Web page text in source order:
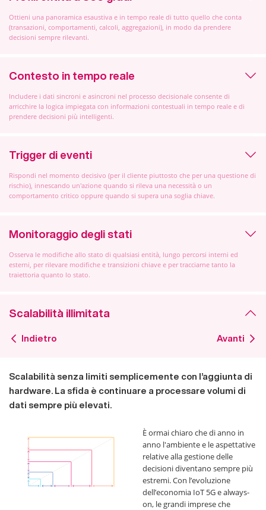
Ottieni una panoramica esaustiva e in tempo reale di tutto quello che conta
(transazioni, comportamenti, calcoli, aggregazioni), in modo da prendere
decisioni sempre rilevanti.
Contesto in tempo reale
Includere i dati sincroni e asincroni nel processo decisionale consente di
arricchire la logica impiegata con informazioni contestuali in tempo reale e di
prendere decisioni più intelligenti.
Trigger di eventi
Rispondi nel momento decisivo (per il cliente piuttosto che per una questione di
rischio), innescando un'azione quando si rileva una necessità o un
comportamento critico oppure quando si supera una soglia chiave.
Monitoraggio degli stati
Osserva le modifiche allo stato di qualsiasi entità, lungo percorsi interni ed
esterni, per rilevare modifiche e transizioni chiave e per tracciarne tanto la
traiettoria quanto lo stato.
Scalabilità illimitata
Indietro Avanti
Scalabilità senza limiti semplicemente con l’aggiunta di
hardware. La sfida è continuare a processare volumi di
dati sempre più elevati.
È ormai chiaro che di anno in
anno l'ambiente e le aspettative
relative alla gestione delle
decisioni diventano sempre più
estremi. Con l’evoluzione
dell’economia IoT 5G e always-
on, le grandi imprese che